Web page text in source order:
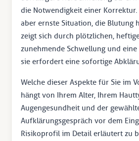
die Notwendigkeit einer Korrektur.
aber ernste Situation, die Blutung
zeigt sich durch plötzlichen,
zunehmende Schwellung und
sie erfordert eine sofortige
Welche dieser Aspekte für Sie im
hängt von Ihrem Alter, Ihrem
Augengesundheit und der
Aufklärungsgespräch vor dem
Risikoprofil im Detail erläutert zu